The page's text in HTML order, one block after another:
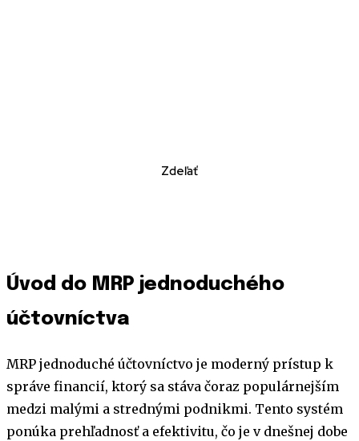
Zdeľať
Úvod do MRP jednoduchého
účtovníctva
MRP jednoduché účtovníctvo je moderný prístup k
správe financií, ktorý sa stáva čoraz populárnejším
medzi malými a strednými podnikmi. Tento systém
ponúka prehľadnosť a efektivitu, čo je v dnešnej dobe